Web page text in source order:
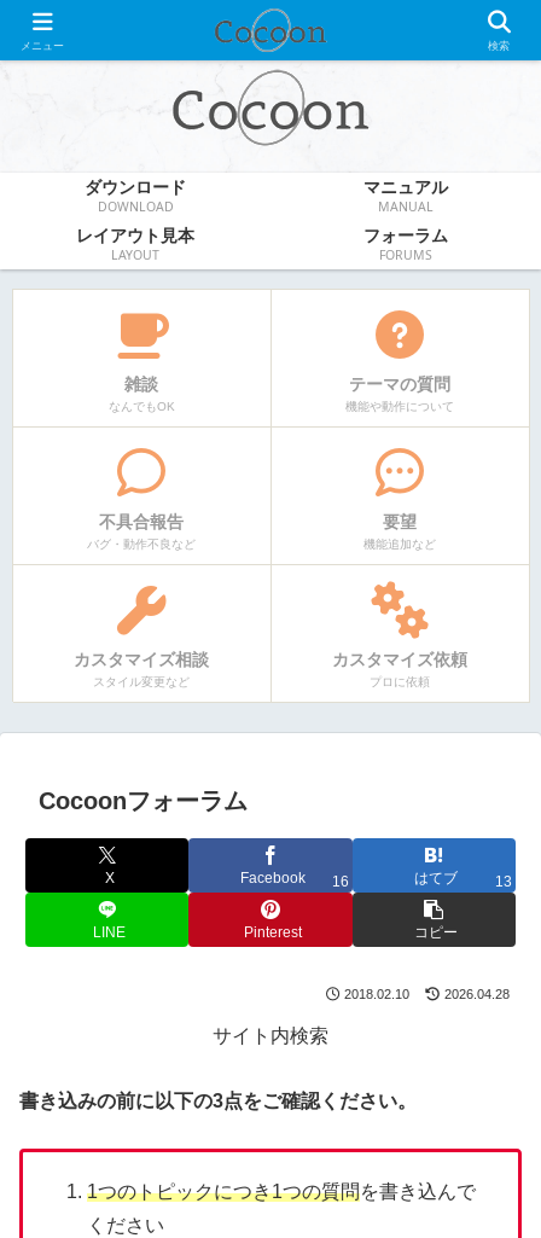
WordPress無料テーマ
ダウンロード
DOWNLOAD
マニュアル
MANUAL
レイアウト見本
LAYOUT
フォーラム
FORUMS
雑談
なんでもOK
テーマの質問
機能や動作について
不具合報告
バグ・動作不良など
要望
機能追加など
カスタマイズ相談
スタイル変更など
カスタマイズ依頼
プロに依頼
Cocoonフォーラム
X Facebook 16 はてブ 13
LINE Pinterest コピー
2018.02.10 2026.04.28
サイト内検索
書き込みの前に以下の3点をご確認ください。
1つのトピックにつき1つの質問を書き込んで
ください
メニュー 検索